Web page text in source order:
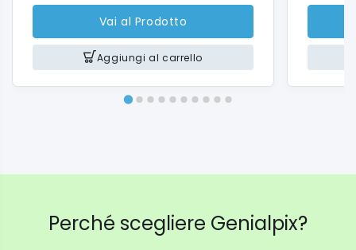
Vai al Prodotto
Aggiungi al carrello
Perché scegliere Genialpix?